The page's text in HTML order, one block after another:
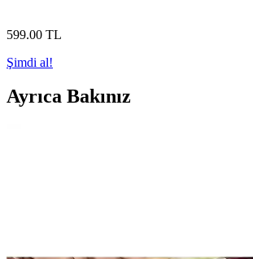
599.00 TL
Şimdi al!
Ayrıca Bakınız